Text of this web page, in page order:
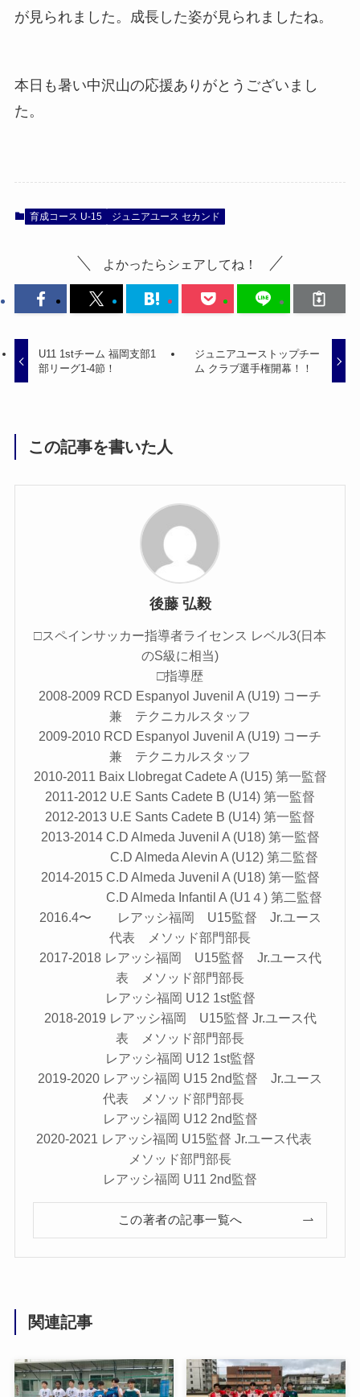
が見られました。成長した姿が見られましたね。
本日も暑い中沢山の応援ありがとうございまし
た。
育成コース U-15 ジュニアユース セカンド
よかったらシェアしてね！
U11 1stチーム 福岡支部1
部リーグ1-4節！
ジュニアユーストップチー
ム クラブ選手権開幕！！
この記事を書いた人
後藤 弘毅
□スペインサッカー指導者ライセンス レベル3(日本
のS級に相当)
□指導歴
2008-2009 RCD Espanyol Juvenil A (U19) コーチ
兼 テクニカルスタッフ
2009-2010 RCD Espanyol Juvenil A (U19) コーチ
兼 テクニカルスタッフ
2010-2011 Baix Llobregat Cadete A (U15) 第一監督
2011-2012 U.E Sants Cadete B (U14) 第一監督
2012-2013 U.E Sants Cadete B (U14) 第一監督
2013-2014 C.D Almeda Juvenil A (U18) 第一監督
C.D Almeda Alevin A (U12) 第二監督
2014-2015 C.D Almeda Juvenil A (U18) 第一監督
C.D Almeda Infantil A (U1４) 第二監督
2016.4〜 レアッシ福岡 U15監督 Jr.ユース
代表 メソッド部門部長
2017-2018 レアッシ福岡 U15監督 Jr.ユース代
表 メソッド部門部長
レアッシ福岡 U12 1st監督
2018-2019 レアッシ福岡 U15監督 Jr.ユース代
表 メソッド部門部長
レアッシ福岡 U12 1st監督
2019-2020 レアッシ福岡 U15 2nd監督 Jr.ユース
代表 メソッド部門部長
レアッシ福岡 U12 2nd監督
2020-2021 レアッシ福岡 U15監督 Jr.ユース代表
メソッド部門部長
レアッシ福岡 U11 2nd監督
この著者の記事一覧へ
関連記事